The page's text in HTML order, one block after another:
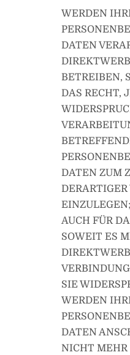
WERDEN
DATEN
BETREIBEN,
DAS RECHT,
DATEN ZUM
AUCH FÜR
SOWEIT ES
SIE
WERDEN
DATEN
NICHT MEHR